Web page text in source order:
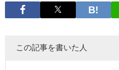
この記事を書いた人